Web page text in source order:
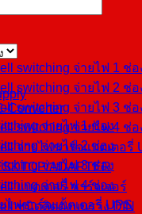
switching จ่ายไฟ 1 ช่อ
switching จ่ายไฟ 2 ช่อ
switching จ่ายไฟ 3 ช่อ
switching จ่ายไฟ 4 ช่อ
จ่ายไฟชาร์จแบตเตอรี่
ADAPTER
แบตเตอรี่ ชาร์จเจอร์
ชนิดติดตั้งบนราง DIN
Converter
จ่ายไฟ 1 ช่อง
จ่ายไฟ 2 ช่อง
จ่ายไฟ 3 ช่อง
จ่ายไฟ 4 ช่อง
ไฟชาร์จแบตเตอรี่ UPS